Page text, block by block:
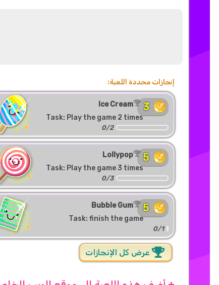
إنجازات محددة اللعبة:
Ice Cream
Task: Play the game 2 times
3
0/2
Lollypop
Task: Play the game 3 times
5
0/3
Bubble Gum
Task: finish the game
5
0/1
عرض كل الإنجازات